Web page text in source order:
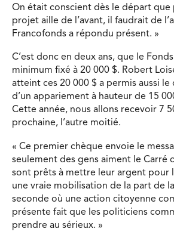
On était conscient dès le départ
projet aille de l’avant, il faudrait de
Francofonds a répondu présent. »
C’est donc en deux ans, que le
minimum fixé à 20 000 $. Robert
atteint ces 20 000 $ a permis aussi
d’un appariement à hauteur de 15
Cette année, nous allons recevoir 7
prochaine, l’autre moitié.
« Ce premier chèque envoie le
seulement des gens aiment le Carré
sont prêts à mettre leur argent pour
une vraie mobilisation de la part de
seconde où une action citoyenne
présente fait que les politiciens
prendre au sérieux. »